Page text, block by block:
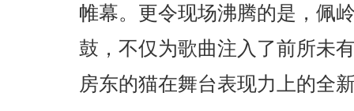
帷幕。更令现场沸腾的是，佩
鼓，不仅为歌曲注入了前所未
房东的猫在舞台表现力上的全